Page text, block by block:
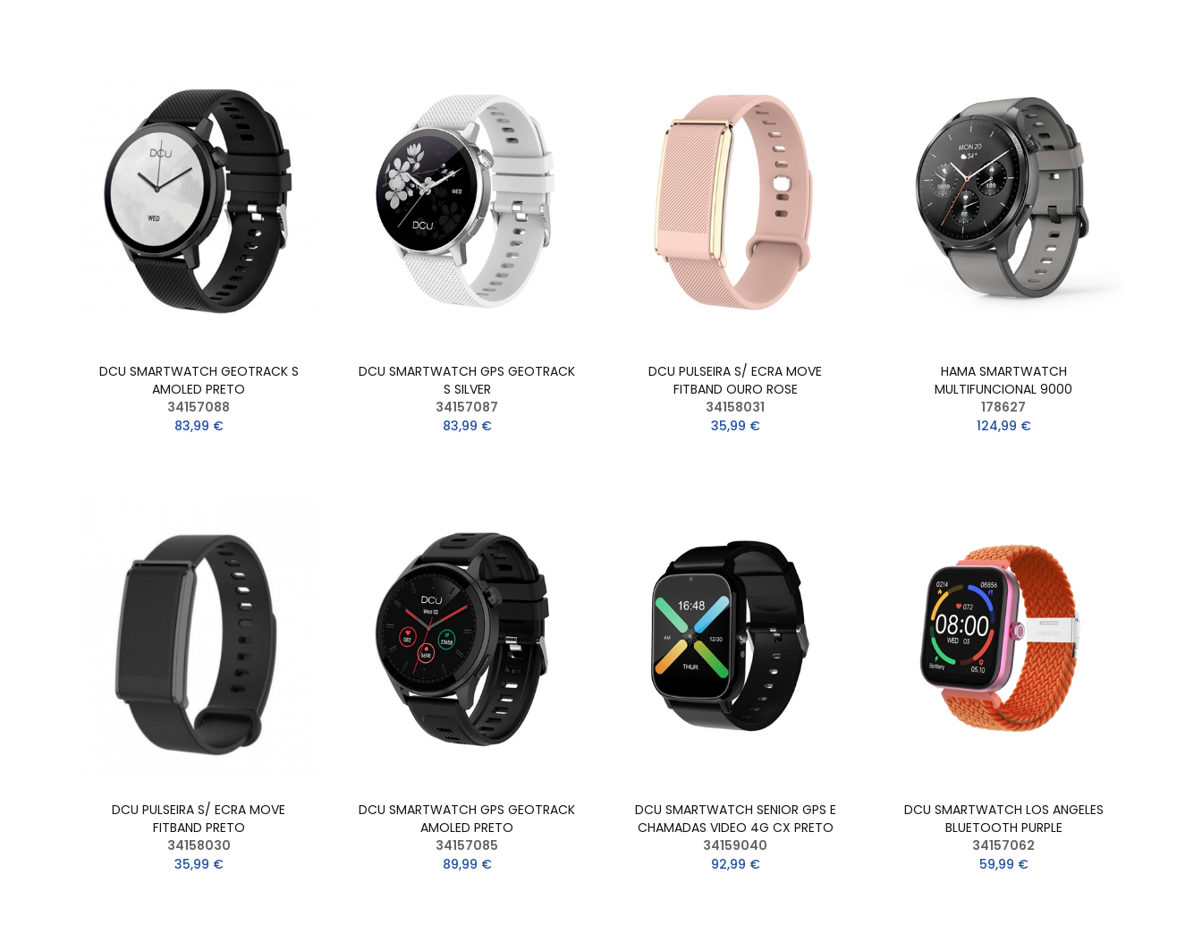
DCU SMARTWATCH GEOTRACK S
AMOLED PRETO
34157088
83,99 €
DCU SMARTWATCH GPS GEOTRACK
S SILVER
34157087
83,99 €
DCU PULSEIRA S/ ECRA MOVE
FITBAND OURO ROSE
34158031
35,99 €
HAMA SMARTWATCH
MULTIFUNCIONAL 9000
178627
124,99 €
DCU PULSEIRA S/ ECRA MOVE
FITBAND PRETO
34158030
35,99 €
DCU SMARTWATCH GPS GEOTRACK
AMOLED PRETO
34157085
89,99 €
DCU SMARTWATCH SENIOR GPS E
CHAMADAS VIDEO 4G CX PRETO
34159040
92,99 €
DCU SMARTWATCH LOS ANGELES
BLUETOOTH PURPLE
34157062
59,99 €